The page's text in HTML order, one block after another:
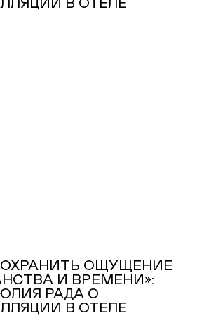
ОЩУЩЕНИЕ
И ВРЕМЕНИ»:
РАДА О
В ОТЕЛЕ